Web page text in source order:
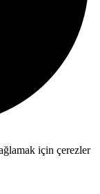
için çerezler